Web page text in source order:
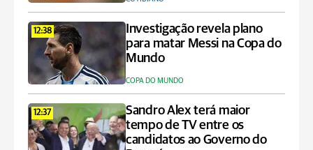
12:38
Investigação revela plano
para matar Messi na Copa do
Mundo
COPA DO MUNDO
12:37
Sandro Alex terá maior
tempo de TV entre os
candidatos ao Governo do